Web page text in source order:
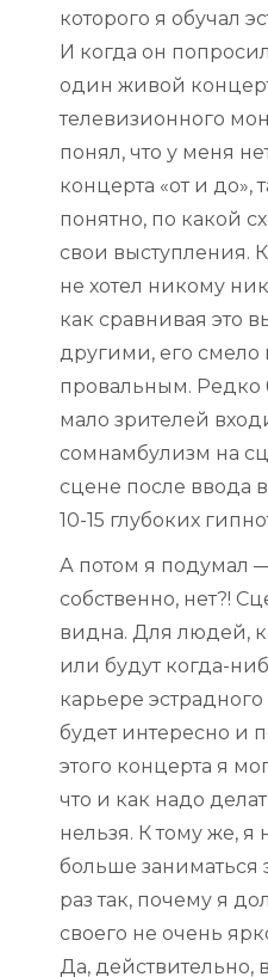
которого я обучал
И когда он
один живой
телевизионного
понял, что у меня
концерта «от и до»,
понятно, по какой
свои выступления.
не хотел никому
как сравнивая это
другими, его смело
провальным. Редко
мало зрителей
сомнамбулизм на
сцене после ввода в
10-15 глубоких
А потом я подумал
собственно, нет?!
видна. Для людей,
или будут когда-
карьере
будет интересно и
этого концерта я
что и как надо
нельзя. К тому же, я
больше заниматься
раз так, почему я
своего не очень
Да, действительно,